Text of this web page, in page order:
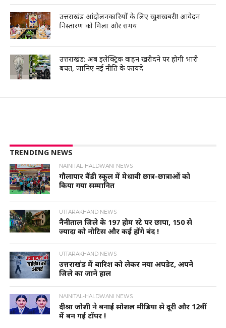
उत्तराखंड आंदोलनकारियों के लिए खुशखबरी! आवेदन
निस्तारण को मिला और समय
उत्तराखंड: अब इलेक्ट्रिक वाहन खरीदने पर होगी भारी
बचत, जानिए नई नीति के फायदे
TRENDING NEWS
NAINITAL-HALDWANI NEWS
गौलापार वैंडी स्कूल में मेधावी छात्र-छात्राओं को
किया गया सम्मानित
UTTARAKHAND NEWS
नैनीताल जिले के 197 होम स्टे पर छापा, 150 से
ज्यादा को नोटिस और कई होंगे बंद !
UTTARAKHAND NEWS
उत्तराखंड में बारिश को लेकर नया अपडेट, अपने
जिले का जाने हाल
NAINITAL-HALDWANI NEWS
दीश्रा जोशी ने बनाई सोशल मीडिया से दूरी और 12वीं
में बन गई टॉपर !